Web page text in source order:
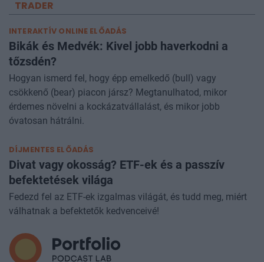
TRADER
INTERAKTÍV ONLINE ELŐADÁS
Bikák és Medvék: Kivel jobb haverkodni a
tőzsdén?
Hogyan ismerd fel, hogy épp emelkedő (bull) vagy
csökkenő (bear) piacon jársz? Megtanulhatod, mikor
érdemes növelni a kockázatvállalást, és mikor jobb
óvatosan hátrálni.
DÍJMENTES ELŐADÁS
Divat vagy okosság? ETF-ek és a passzív
befektetések világa
Fedezd fel az ETF-ek izgalmas világát, és tudd meg, miért
válhatnak a befektetők kedvenceivé!